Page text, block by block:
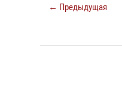
← Предыдущая